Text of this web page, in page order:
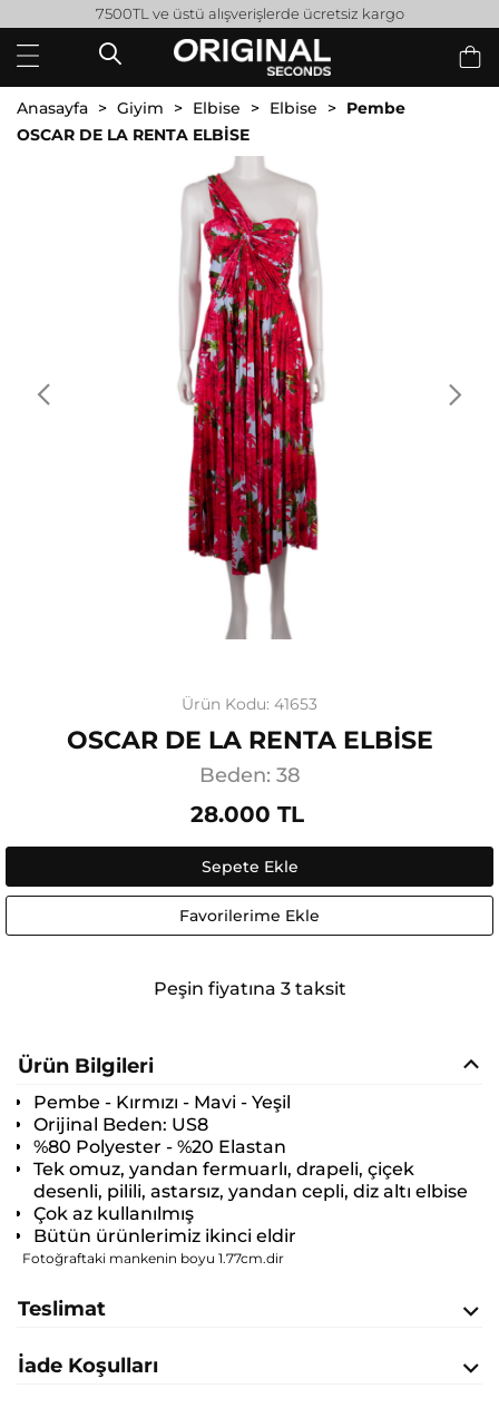
7500TL ve üstü alışverişlerde ücretsiz kargo
Anasayfa Giyim Elbise Elbise
Pembe
OSCAR DE LA RENTA ELBİSE
Ürün Kodu: 41653
OSCAR DE LA RENTA ELBİSE
Beden: 38
28.000 TL
Sepete Ekle
Favorilerime Ekle
Peşin fiyatına 3 taksit
Ürün Bilgileri
Pembe - Kırmızı - Mavi - Yeşil
Orijinal Beden: US8
%80 Polyester - %20 Elastan
Tek omuz, yandan fermuarlı, drapeli, çiçek
desenli, pilili, astarsız, yandan cepli, diz altı elbise
Çok az kullanılmış
Bütün ürünlerimiz ikinci eldir
Fotoğraftaki mankenin boyu 1.77cm.dir
Teslimat
İade Koşulları